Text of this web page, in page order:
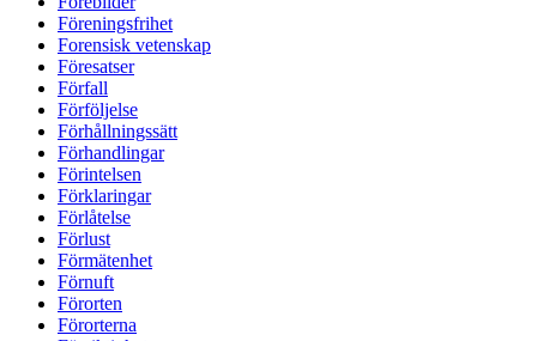
Föreningsfrihet
Forensisk vetenskap
Föresatser
Förfall
Förföljelse
Förhållningssätt
Förhandlingar
Förintelsen
Förklaringar
Förlåtelse
Förlust
Förmätenhet
Förnuft
Förorten
Förorterna